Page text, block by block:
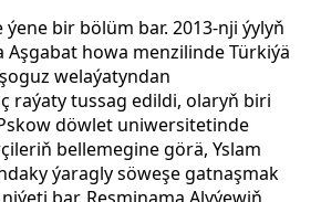
bir bölüm bar. 2013-nji ýylyň
Aşgabat howa menzilinde Türkiýä
welaýatyndan
raýaty tussag edildi, olaryň biri
döwlet uniwersitetinde
bellemegine görä, Yslam
ýaragly söweşe gatnaşmak